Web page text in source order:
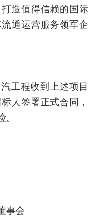
造值得信赖的国际
通运营服务领军企
工程收到上述项目
人签署正式合同，
事会